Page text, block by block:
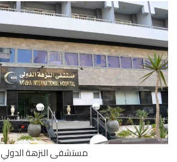
مستشفى النزهة الدولي